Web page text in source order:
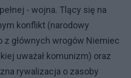
- wojna. Tlący się na
konflikt (narodowy
z głównych wrogów Niemiec
uważał komunizm) oraz
rywalizacja o zasoby